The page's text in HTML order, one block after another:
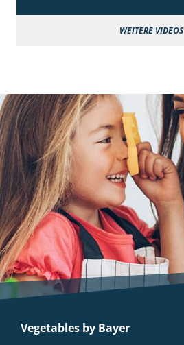
WEITERE VIDEOS
Vegetables by Bayer